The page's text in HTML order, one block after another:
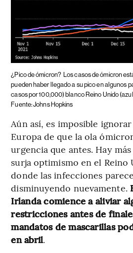
¿Pico de ómicron?
Los casos de ómicron
pueden haber llegado a su pico en algunos
casos por 100,000) blanco Reino Unido
Fuente: Johns Hopkins
Aún así, es imposible
Europa de que la ola
urgencia que antes. Hay
surja optimismo en el Reino
donde las infecciones
disminuyendo nuevamente.
Irlanda comience a aliviar
restricciones antes de
mandatos de mascarillas
en abril.